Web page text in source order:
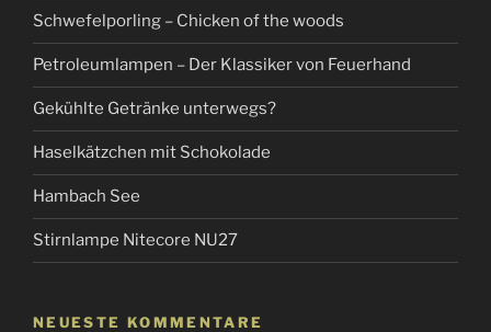
Schwefelporling – Chicken of the woods
Petroleumlampen – Der Klassiker von Feuerhand
Gekühlte Getränke unterwegs?
Haselkätzchen mit Schokolade
Hambach See
Stirnlampe Nitecore NU27
NEUESTE KOMMENTARE